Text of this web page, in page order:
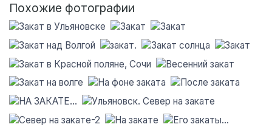
Похожие фотографии